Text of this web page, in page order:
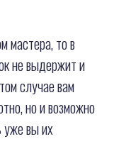
мастера, то в
не выдержит и
случае вам
но и возможно
уже вы их